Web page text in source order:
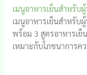
เมนูอาหารเย็นสำหรับ
เมนูอาหารเย็นสำหรับ
พร้อม 3 สูตรอาหารเย็
เหมาะกับโภชนาการค